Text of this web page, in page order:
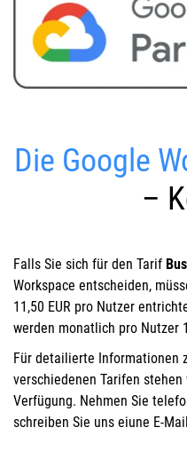
Die Google
–
Falls Sie sich für den Tarif
Workspace entscheiden,
11,50 EUR pro Nutzer
werden monatlich pro Nutzer
Für detailierte Informationen
verschiedenen Tarifen
Verfügung. Nehmen Sie
schreiben Sie uns eiune E-